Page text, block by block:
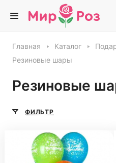
Главная Каталог
Резиновые шары
Резиновые
ФИЛЬТР